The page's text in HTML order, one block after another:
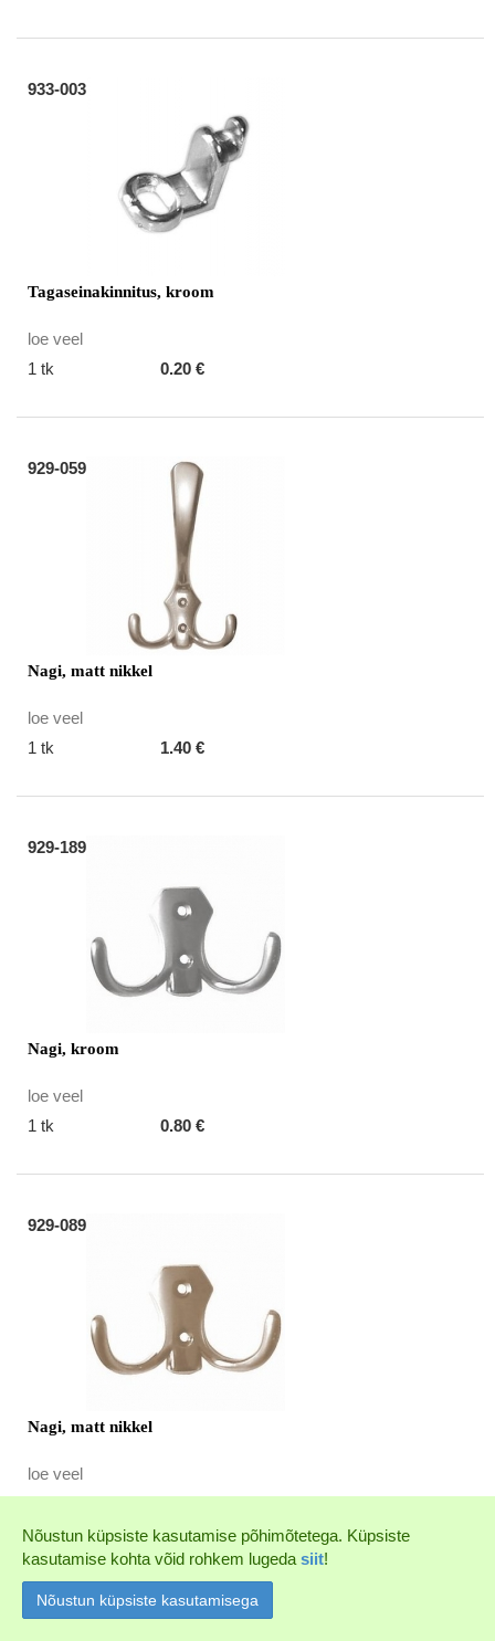
933-003
Tagaseinakinnitus, kroom
loe veel
1 tk
0.20 €
929-059
Nagi, matt nikkel
loe veel
1 tk
1.40 €
929-189
Nagi, kroom
loe veel
1 tk
0.80 €
929-089
Nagi, matt nikkel
loe veel
925-002-2
Nõustun küpsiste kasutamise põhimõtetega. Küpsiste
kasutamise kohta võid rohkem lugeda siit!